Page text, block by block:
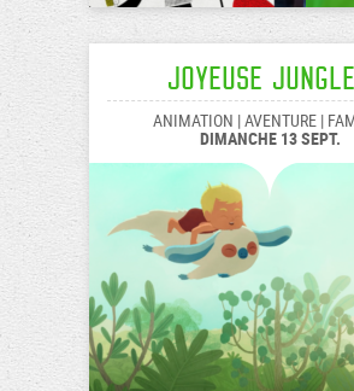
Joyeuse
ANIMATION | AVENTURE |
DIMANCHE 13 SEPT.